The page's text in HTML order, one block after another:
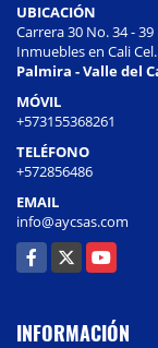
UBICACIÓN
Carrera 30 No. 34 -
Inmuebles en Cali
Palmira - Valle del
MÓVIL
+573155368261
TELÉFONO
+572856486
EMAIL
info@aycsas.com
Facebook
X YouTube
INFORMACIÓN